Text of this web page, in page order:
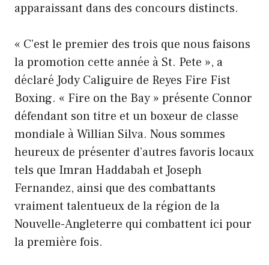
apparaissant dans des concours distincts.
« C’est le premier des trois que nous faisons
la promotion cette année à St. Pete », a
déclaré Jody Caliguire de Reyes Fire Fist
Boxing. « Fire on the Bay » présente Connor
défendant son titre et un boxeur de classe
mondiale à Willian Silva. Nous sommes
heureux de présenter d’autres favoris locaux
tels que Imran Haddabah et Joseph
Fernandez, ainsi que des combattants
vraiment talentueux de la région de la
Nouvelle-Angleterre qui combattent ici pour
la première fois.